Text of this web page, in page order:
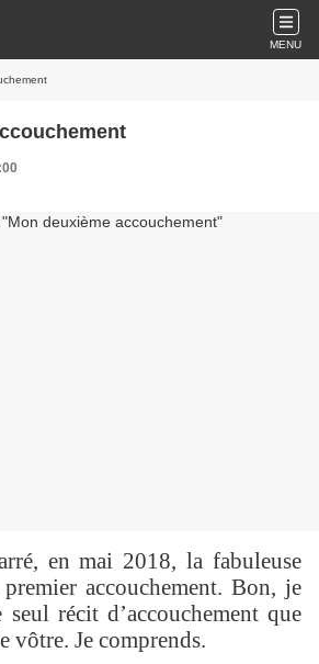
MENU
en mai 2018, la fabuleuse
accouchement. Bon, je
récit d’accouchement que
vôtre. Je comprends.